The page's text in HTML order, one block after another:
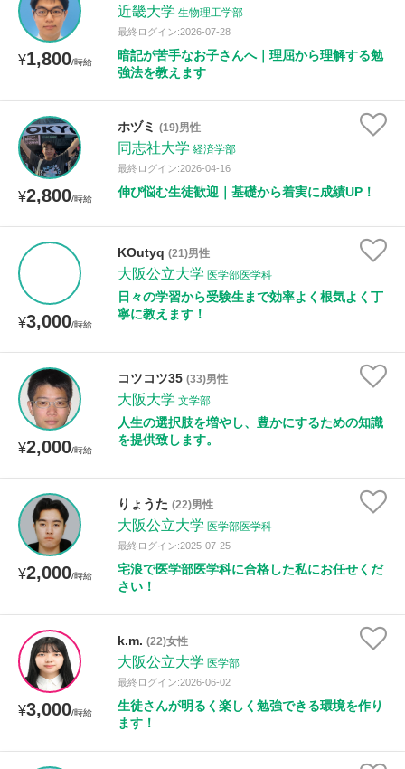
¥1,800/時給
近畿大学 生物理工学部
最終ログイン:2026-07-28
暗記が苦手なお子さんへ｜理屈から理解する勉
強法を教えます
¥2,800/時給
ホヅミ (19)男性
同志社大学 経済学部
最終ログイン:2026-04-16
伸び悩む生徒歓迎｜基礎から着実に成績UP！
¥3,000/時給
KOutyq (21)男性
大阪公立大学 医学部医学科
日々の学習から受験生まで効率よく根気よく丁
寧に教えます！
¥2,000/時給
コツコツ35 (33)男性
大阪大学 文学部
人生の選択肢を増やし、豊かにするための知識
を提供致します。
¥2,000/時給
りょうた (22)男性
大阪公立大学 医学部医学科
最終ログイン:2025-07-25
宅浪で医学部医学科に合格した私にお任せくだ
さい！
¥3,000/時給
k.m. (22)女性
大阪公立大学 医学部
最終ログイン:2026-06-02
生徒さんが明るく楽しく勉強できる環境を作り
ます！
距離：15km以内
性別